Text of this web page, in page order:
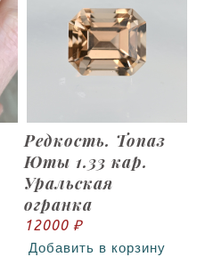
Редкость. Топаз
Юты 1.33 кар.
Уральская
огранка
12000 ₽
Добавить в корзину